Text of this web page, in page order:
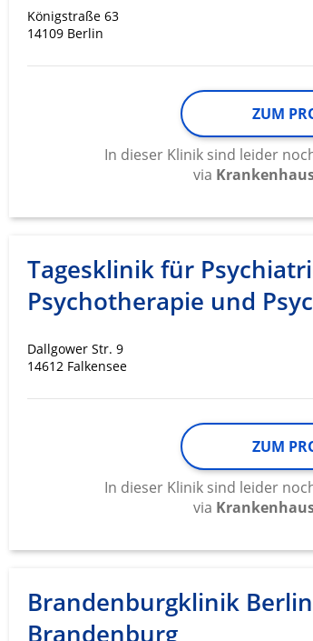
Königstraße 63
14109 Berlin
ZUM
In dieser Klinik sind leider
via
Tagesklinik für
Psychotherapie und
Dallgower Str. 9
14612 Falkensee
ZUM
In dieser Klinik sind leider
via
Brandenburgklinik
Brandenburg
IAB-Besonderheiten:
Geräte anhand von aktiv angeforderten
Nicht-IAB-Verarbeitungszwecke:
Werbung